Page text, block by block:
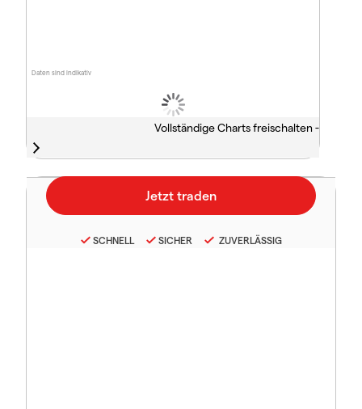
Daten sind indikativ
Vollständige Charts freischalten -
SCHNELL SICHER ZUVERLÄSSIG